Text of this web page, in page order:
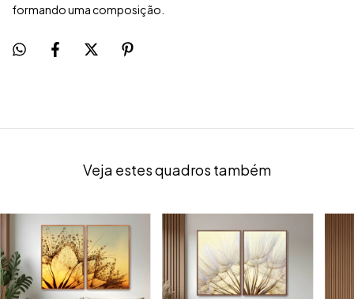
formando uma composição.
Veja estes quadros também